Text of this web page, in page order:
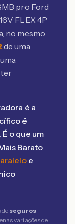
pro Ford
FLEX 4P
no mesmo
de uma
ter
é a
é
o que um
Barato
e
de seguros
variações de